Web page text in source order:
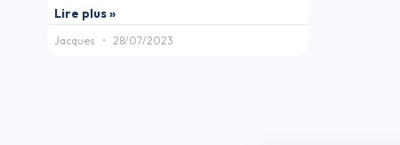
Lire plus »
Jacques 28/07/2023